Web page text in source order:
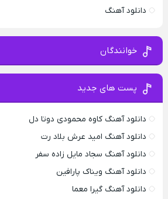
دانلود آهنگ
خوانندگان
پست های جدید
دانلود آهنگ کاوه محمودی دوتا دل
دانلود آهنگ امید عرش بلاد رت
دانلود آهنگ سجاد مایل زاده سفر
دانلود آهنگ ویناک پارافین
دانلود آهنگ گیرا معما